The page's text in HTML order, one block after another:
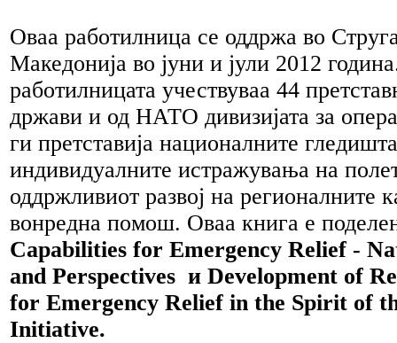
Оваа работилница се оддржа во
Македонија во јуни и јули 2012
работилницата учествуваа 44
држави и од НАТО дивизијата за
ги претставија националните
индивидуалните истражувања на
оддржливиот развој на регионалните
вонредна помош. Оваа книга е
Capabilities for Emergency Relief -
and Perspectives и Development of
for Emergency Relief in the Spirit of
Initiative.